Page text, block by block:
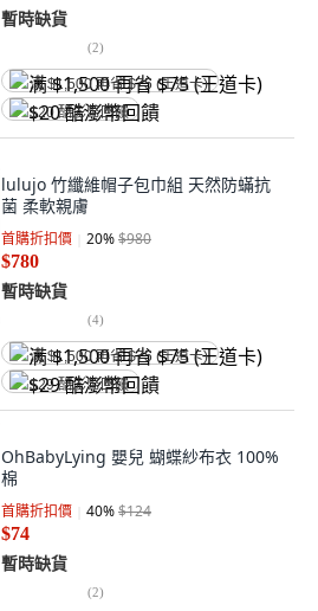
暫時缺貨
(2)
满 $1,500 再省 $75 (王道卡)
$20 酷澎幣回饋
lulujo 竹纖維帽子包巾組 天然防蟎抗
菌 柔軟親膚
首購折扣價 20%$980
$780
暫時缺貨
(4)
满 $1,500 再省 $75 (王道卡)
$29 酷澎幣回饋
OhBabyLying 嬰兒 蝴蝶紗布衣 100%
棉
首購折扣價 40%$124
$74
暫時缺貨
(2)